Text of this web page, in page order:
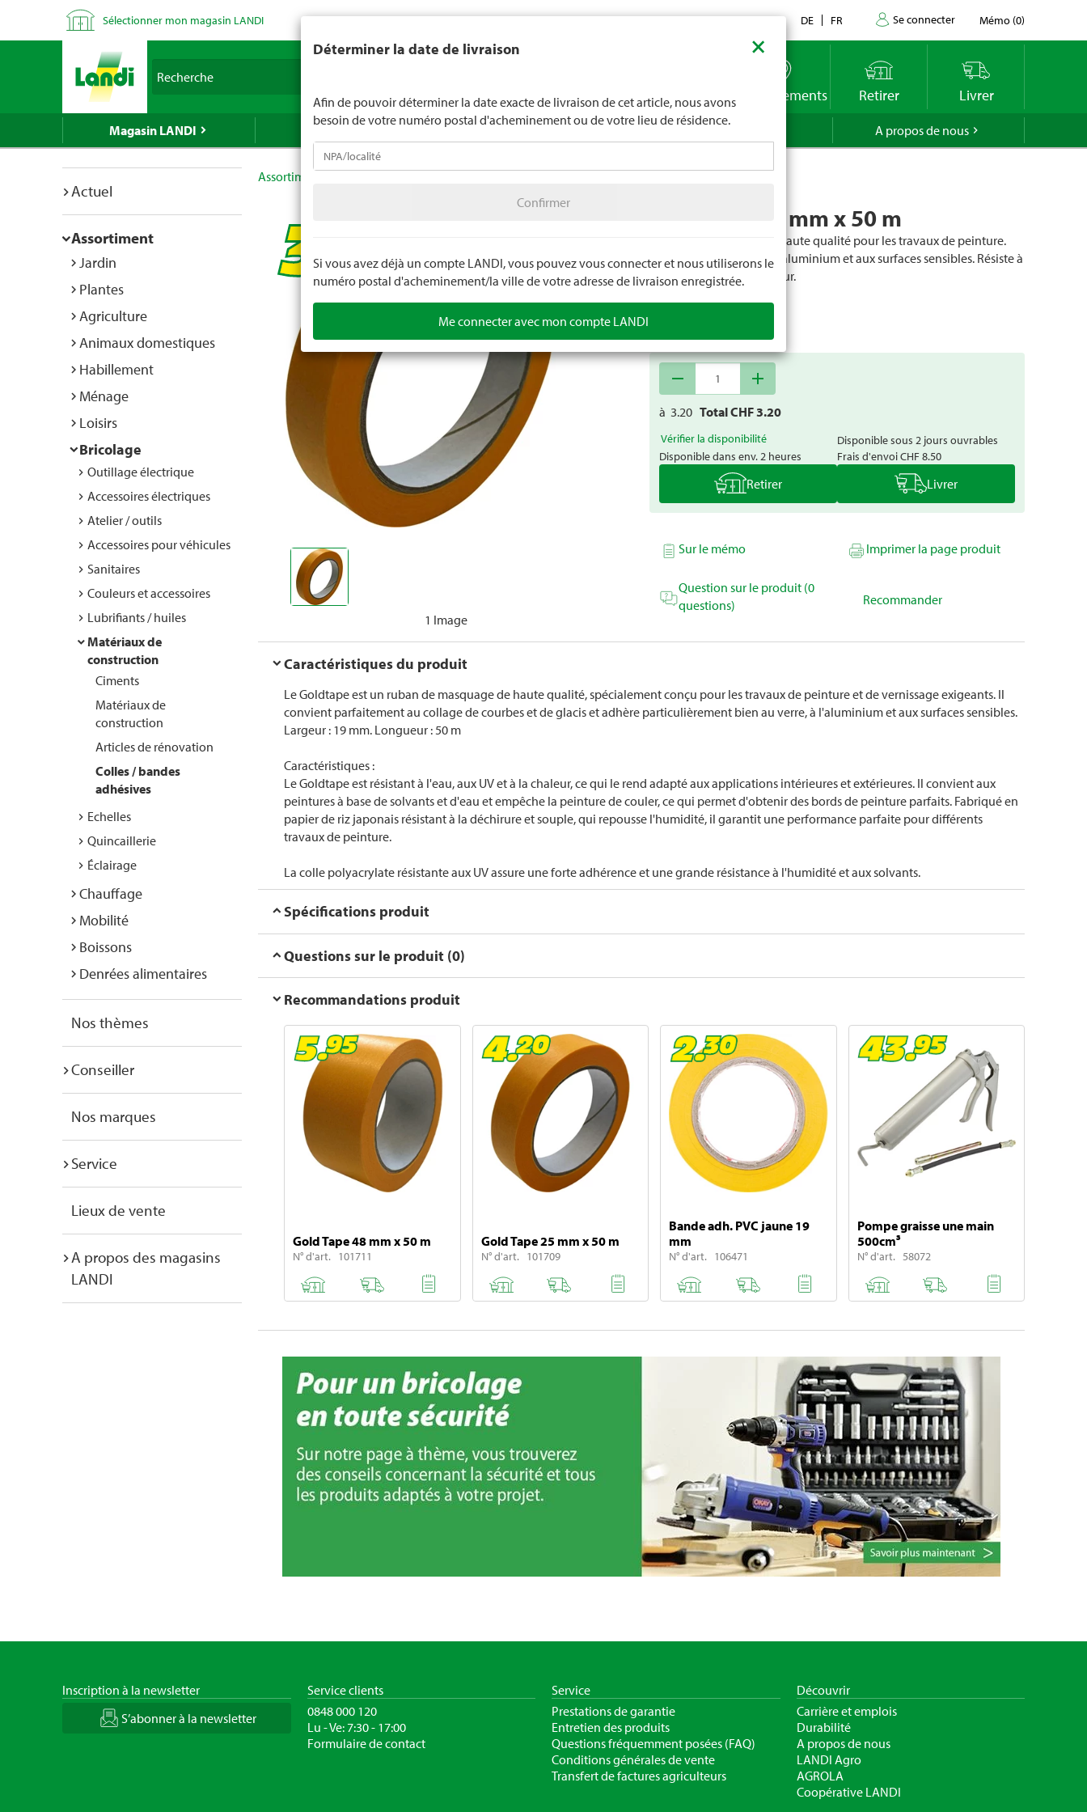
Sélectionner mon magasin LANDI Contact DE FR Se connecter Mémo (0)
LANDI Météo Emplacements Retirer Livrer
Magasin LANDI A propos de nous
Actuel
Assortiment
Jardin
Plantes
Agriculture
Animaux domestiques
Habillement
Ménage
Loisirs
Bricolage
Outillage électrique
Accessoires électriques
Atelier / outils
Accessoires pour véhicules
Sanitaires
Couleurs et accessoires
Lubrifiants / huiles
Matériaux de
construction
Ciments
Matériaux de
construction
Articles de rénovation
Colles / bandes
adhésives
Echelles
Quincaillerie
Éclairage
Chauffage
Mobilité
Boissons
Denrées alimentaires
Nos thèmes
Conseiller
Nos marques
Service
Lieux de vente
A propos des magasins
LANDI
Assortiment
1 Image
Gold Tape 19 mm x 50 m
Ruban de masquage de haute qualité pour les travaux de peinture.
Adhère bien au verre, à l'aluminium et aux surfaces sensibles. Résiste à
l'eau, aux UV et à la chaleur.
Numéro d'article101707
remove add
à 3.20 Total CHF3.20
Vérifier la disponibilité
Disponible dans env. 2 heures
Disponible sous 2 jours ouvrables
Frais d'envoiCHF 8.50
Retirer Livrer
Sur le mémo Imprimer la page produit
Question sur le produit (0
questions)
Recommander
Caractéristiques du produit
Le Goldtape est un ruban de masquage de haute qualité, spécialement conçu pour les travaux de peinture et de vernissage exigeants. Il
convient parfaitement au collage de courbes et de glacis et adhère particulièrement bien au verre, à l'aluminium et aux surfaces sensibles.
Largeur : 19 mm. Longueur : 50 m
Caractéristiques :
Le Goldtape est résistant à l'eau, aux UV et à la chaleur, ce qui le rend adapté aux applications intérieures et extérieures. Il convient aux
peintures à base de solvants et d'eau et empêche la peinture de couler, ce qui permet d'obtenir des bords de peinture parfaits. Fabriqué en
papier de riz japonais résistant à la déchirure et souple, qui repousse l'humidité, il garantit une performance parfaite pour différents
travaux de peinture.
La colle polyacrylate résistante aux UV assure une forte adhérence et une grande résistance à l'humidité et aux solvants.
Spécifications produit
Questions sur le produit (0)
Recommandations produit
Gold Tape 48 mm x 50 m
N° d'art. 101711
Gold Tape 25 mm x 50 m
N° d'art. 101709
Bande adh. PVC jaune 19
mm
N° d'art. 106471
Pompe graisse une main
500cm³
N° d'art. 58072
Inscription à la newsletter
S’abonner à la newsletter
Service clients
0848 000 120
Lu - Ve: 7:30 - 17:00
Formulaire de contact
Service
Prestations de garantie
Entretien des produits
Questions fréquemment posées (FAQ)
Conditions générales de vente
Transfert de factures agriculteurs
Découvrir
Carrière et emplois
Durabilité
A propos de nous
LANDI Agro
AGROLA
Coopérative LANDI
Déterminer la date de livraison ×
Afin de pouvoir déterminer la date exacte de livraison de cet article, nous avons
besoin de votre numéro postal d'acheminement ou de votre lieu de résidence.
Confirmer
Si vous avez déjà un compte LANDI, vous pouvez vous connecter et nous utiliserons le
numéro postal d'acheminement/la ville de votre adresse de livraison enregistrée.
Me connecter avec mon compte LANDI
LANDI ne vend généralement pas d'alcool aux jeunes de moins de 16 ans. La limite